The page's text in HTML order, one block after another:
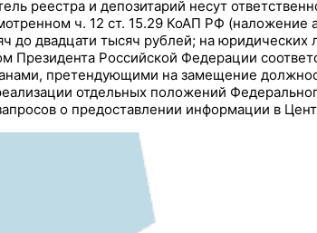
реестра и депозитарий несут
ч. 12 ст. 15.29 КоАП РФ
до двадцати тысяч рублей; на юридических
Президента Российской Федерации
претендующими на замещение
отдельных положений
о предоставлении информации в